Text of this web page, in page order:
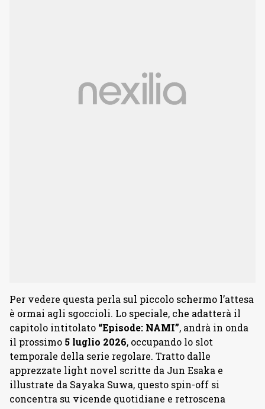
Per vedere questa perla sul piccolo schermo l’attesa
è ormai agli sgoccioli. Lo speciale, che adatterà il
capitolo intitolato “Episode: NAMI”, andrà in onda
il prossimo 5 luglio 2026, occupando lo slot
temporale della serie regolare. Tratto dalle
apprezzate light novel scritte da Jun Esaka e
illustrate da Sayaka Suwa, questo spin-off si
concentra su vicende quotidiane e retroscena